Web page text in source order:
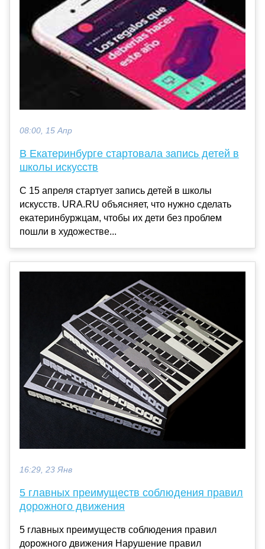
08:00, 15 Апр
В Екатеринбурге стартовала запись детей в
школы искусств
С 15 апреля стартует запись детей в школы
искусств. URA.RU объясняет, что нужно сделать
екатеринбуржцам, чтобы их дети без проблем
пошли в художестве...
16:29, 23 Янв
5 главных преимуществ соблюдения правил
дорожного движения
5 главных преимуществ соблюдения правил
дорожного движения Нарушение правил